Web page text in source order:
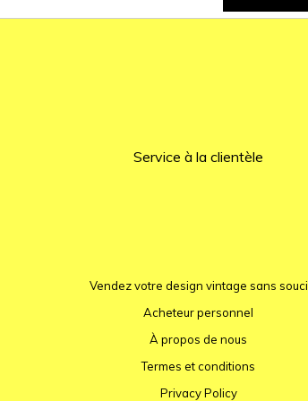
Service à la clientèle
Vendez votre design vintage sans souci
Acheteur personnel
À propos de nous
Termes et conditions
Privacy Policy